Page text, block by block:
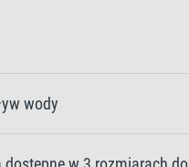
wody